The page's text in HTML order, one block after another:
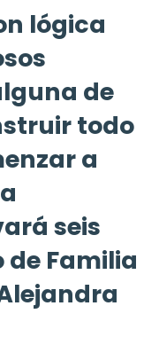
lógica
de
todo
a
seis
de Familia